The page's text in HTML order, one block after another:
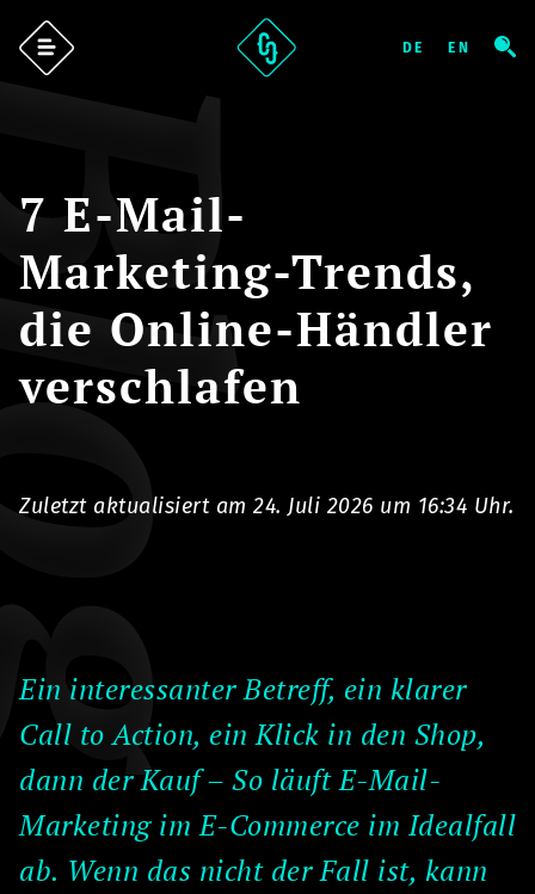
7 E-Mail-
Marketing-Trends,
die Online-Händler
verschlafen
Zuletzt aktualisiert am 24. Juli 2026 um 16:34 Uhr.
Ein interessanter Betreff, ein klarer
Call to Action, ein Klick in den Shop,
dann der Kauf – So läuft E-Mail-
Marketing im E-Commerce im Idealfall
ab. Wenn das nicht der Fall ist, kann